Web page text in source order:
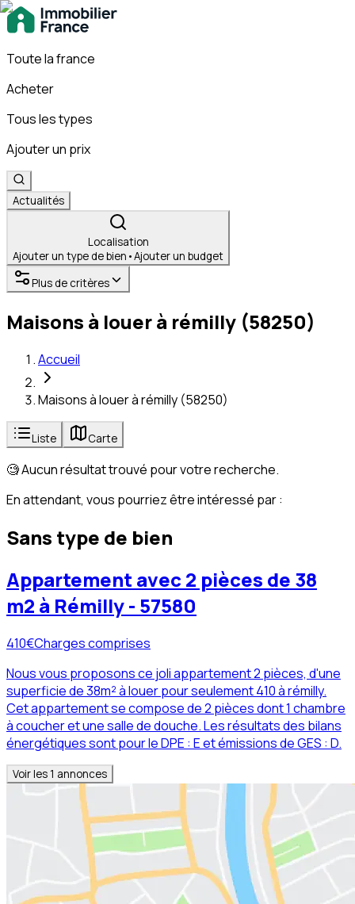
Toute la france
Acheter
Tous les types
Ajouter un prix
Actualités
Localisation
Ajouter un type de bien •Ajouter un budget
Plus de critères
Maisons à louer à rémilly (58250)
Accueil
Maisons à louer à rémilly (58250)
Liste Carte
🧐 Aucun résultat trouvé pour votre recherche.
En attendant, vous pourriez être intéressé par :
Sans type de bien
Appartement avec 2 pièces de 38
m2 à Rémilly - 57580
410€Charges comprises
Nous vous proposons ce joli appartement 2 pièces, d'une
superficie de 38m² à louer pour seulement 410 à rémilly.
Cet appartement se compose de 2 pièces dont 1 chambre
à coucher et une salle de douche. Les résultats des bilans
énergétiques sont pour le DPE : E et émissions de GES : D.
Voir les1 annonces